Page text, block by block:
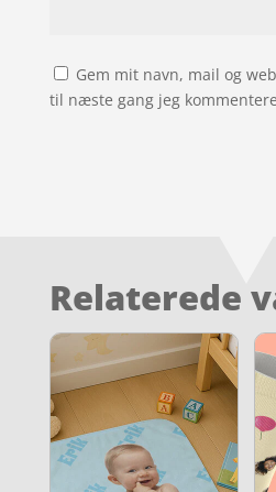
Gem mit navn, mail og
til næste gang jeg
Relaterede